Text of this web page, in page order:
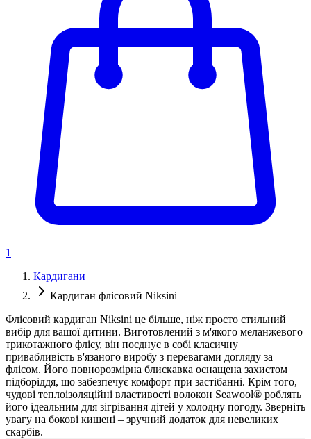
1
Кардигани
Кардиган флісовий Niksini
Флісовий кардиган Niksini це більше, ніж просто стильний
вибір для вашої дитини. Виготовлений з м'якого меланжевого
трикотажного флісу, він поєднує в собі класичну
привабливість в'язаного виробу з перевагами догляду за
флісом. Його повнорозмірна блискавка оснащена захистом
підборіддя, що забезпечує комфорт при застібанні. Крім того,
чудові теплоізоляційні властивості волокон Seawool® роблять
його ідеальним для зігрівання дітей у холодну погоду. Зверніть
увагу на бокові кишені – зручний додаток для невеликих
скарбів.